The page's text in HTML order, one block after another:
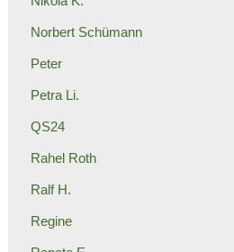
Norbert Schümann
Peter
Petra Li.
QS24
Rahel Roth
Ralf H.
Regine